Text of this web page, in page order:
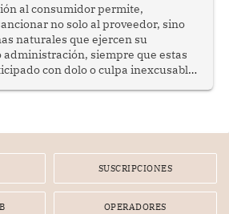
al consumidor permite,
no solo al proveedor, sino
naturales que ejercen su
siempre que estas
con dolo o culpa inexcusable
de un meet and greet con
SUSCRIPCIONES
OPERADORES